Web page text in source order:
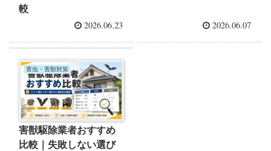
較
2026.06.23 2026.06.07
害虫・害獣対策
害獣駆除業者おすすめ
比較｜失敗しない選び